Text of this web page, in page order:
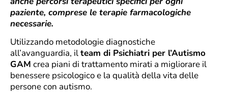
paziente, comprese le terapie farmacologiche
necessarie.
Utilizzando metodologie diagnostiche
all’avanguardia, ilteam di Psichiatri per l’Autismo
GAM crea piani di trattamento mirati a migliorare il
benessere psicologico e la qualità della vita delle
persone con autismo.